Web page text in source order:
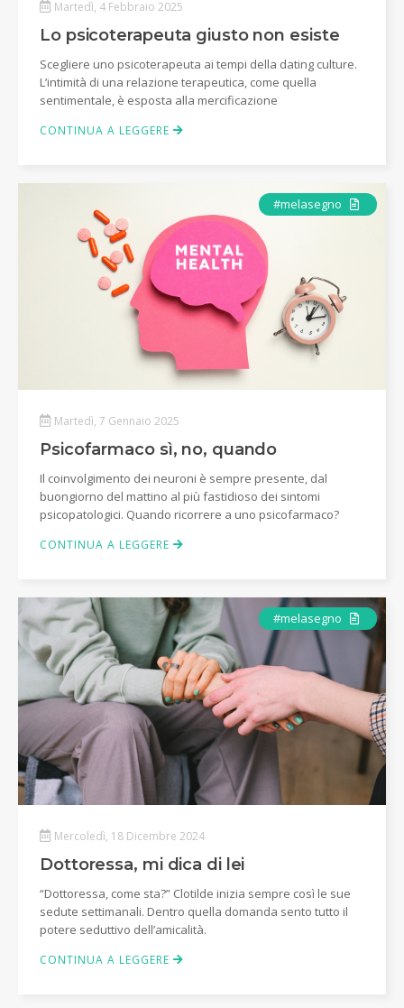
Martedì, 4 Febbraio 2025
Lo psicoterapeuta giusto non esiste
Scegliere uno psicoterapeuta ai tempi della dating culture.
L’intimità di una relazione terapeutica, come quella
sentimentale, è esposta alla mercificazione
CONTINUA A LEGGERE
#melasegno Articolo
Martedì, 7 Gennaio 2025
Psicofarmaco sì, no, quando
Il coinvolgimento dei neuroni è sempre presente, dal
buongiorno del mattino al più fastidioso dei sintomi
psicopatologici. Quando ricorrere a uno psicofarmaco?
CONTINUA A LEGGERE
#melasegno Articolo
Mercoledì, 18 Dicembre 2024
Dottoressa, mi dica di lei
“Dottoressa, come sta?” Clotilde inizia sempre così le sue
sedute settimanali. Dentro quella domanda sento tutto il
potere seduttivo dell’amicalità.
CONTINUA A LEGGERE